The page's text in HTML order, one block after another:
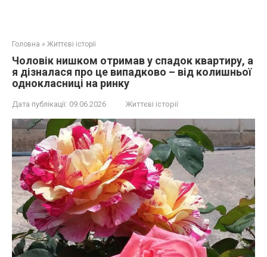
Головна » Життєві історії
Чоловік нишком отримав у спадок квартиру, а
я дізналася про це випадково – від колишньої
однокласниці на ринку
Дата публікації: 09.06.2026 Життєві історії